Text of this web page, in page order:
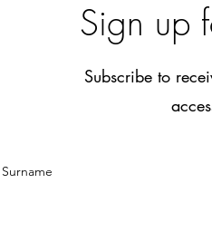
Sign up
Subscribe to
Surname